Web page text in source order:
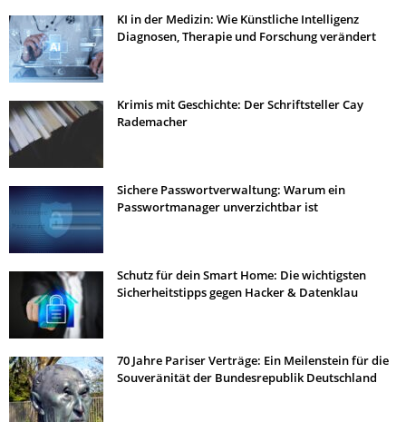
KI in der Medizin: Wie Künstliche Intelligenz
Diagnosen, Therapie und Forschung verändert
Krimis mit Geschichte: Der Schriftsteller Cay
Rademacher
Sichere Passwortverwaltung: Warum ein
Passwortmanager unverzichtbar ist
Schutz für dein Smart Home: Die wichtigsten
Sicherheitstipps gegen Hacker & Datenklau
70 Jahre Pariser Verträge: Ein Meilenstein für die
Souveränität der Bundesrepublik Deutschland